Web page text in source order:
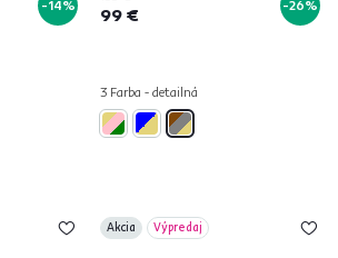
-14% 99 € -26%
3 Farba - detailná
Akcia Výpredaj